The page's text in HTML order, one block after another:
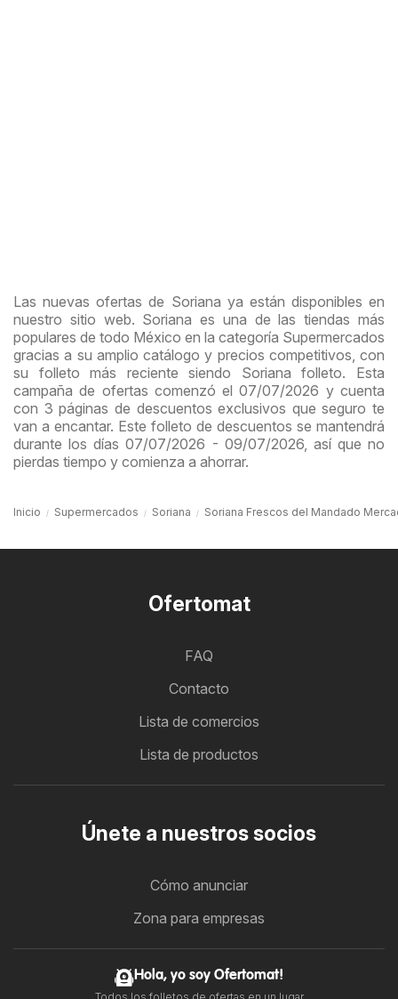
Las nuevas ofertas de Soriana ya están disponibles en
nuestro sitio web. Soriana es una de las tiendas más
populares de todo México en la categoría Supermercados
gracias a su amplio catálogo y precios competitivos, con
su folleto más reciente siendo Soriana folleto. Esta
campaña de ofertas comenzó el 07/07/2026 y cuenta
con 3 páginas de descuentos exclusivos que seguro te
van a encantar. Este folleto de descuentos se mantendrá
durante los días 07/07/2026 - 09/07/2026, así que no
pierdas tiempo y comienza a ahorrar.
Inicio Supermercados Soriana Soriana Frescos del Mandado
Ofertomat
FAQ
Contacto
Lista de comercios
Lista de productos
Únete a nuestros socios
Cómo anunciar
Zona para empresas
Hola, yo soy Ofertomat!